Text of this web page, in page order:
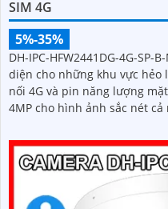
SIM 4G
5%-35%
DH-IPC-HFW2441DG-4G-
diện cho những khu vực hẻo
nối 4G và pin năng lượng mặt trời. Camera có độ
4MP cho hình ảnh sắc nét
chiều